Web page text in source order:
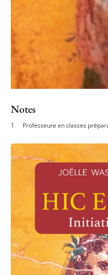
Notes
Professeure en classes